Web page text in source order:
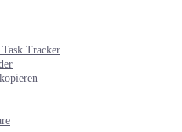
Tracker